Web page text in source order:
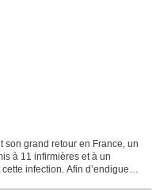
grand retour en France, un
à 11 infirmières et à un
infection. Afin d’endiguer